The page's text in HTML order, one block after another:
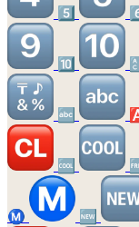
5️⃣
🔟
🔤
🆒
Ⓜ️ 🆕